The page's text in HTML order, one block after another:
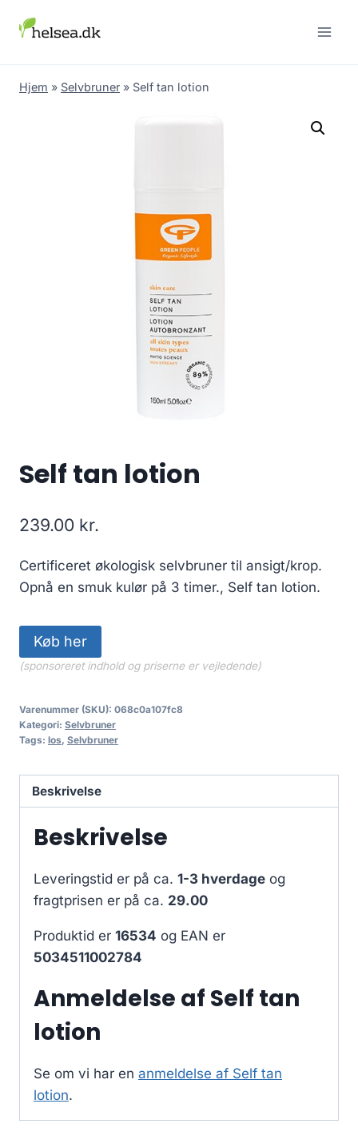
Hjem » Selvbruner » Self tan lotion
Self tan lotion
239.00 kr.
Certificeret økologisk selvbruner til ansigt/krop.
Opnå en smuk kulør på 3 timer., Self tan lotion.
Køb her
(sponsoreret indhold og priserne er vejledende)
Varenummer (SKU): 068c0a107fc8
Kategori: Selvbruner
Tags: los, Selvbruner
Beskrivelse
Beskrivelse
Leveringstid er på ca. 1-3 hverdage og
fragtprisen er på ca. 29.00
Produktid er 16534 og EAN er
5034511002784
Anmeldelse af Self tan
lotion
Se om vi har en anmeldelse af Self tan
lotion.